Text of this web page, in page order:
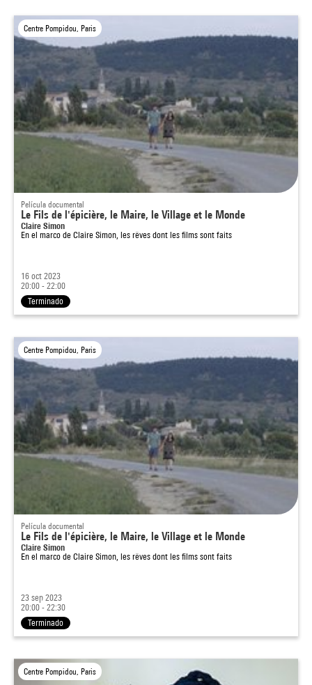
Centre Pompidou, Paris
Película documental
Le Fils de l'épicière, le Maire, le Village et le Monde
Claire Simon
En el marco de Claire Simon, les rêves dont les films sont faits
16 oct 2023
20:00 - 22:00
Terminado
Centre Pompidou, Paris
Película documental
Le Fils de l'épicière, le Maire, le Village et le Monde
Claire Simon
En el marco de Claire Simon, les rêves dont les films sont faits
23 sep 2023
20:00 - 22:30
Terminado
Centre Pompidou, Paris